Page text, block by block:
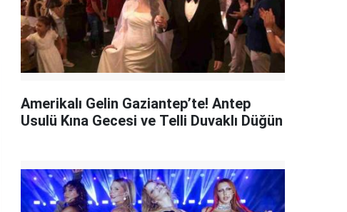
Amerikalı Gelin Gaziantep’te! Antep
Usulü Kına Gecesi ve Telli Duvaklı Düğün